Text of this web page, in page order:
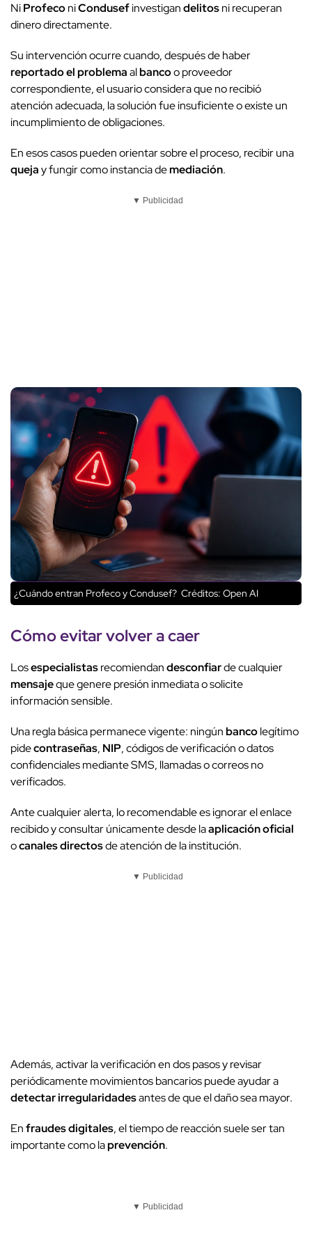
NiProfeconiCondusefinvestigandelitosni recuperan
dinero directamente.
Su intervención ocurre cuando, después de haber
reportado el problemaalbancoo proveedor
correspondiente, el usuario considera que no recibió
atención adecuada, la solución fue insuficiente o existe un
incumplimiento de obligaciones.
En esos casos pueden orientar sobre el proceso, recibir una
quejay fungir como instancia demediación.
▼ Publicidad
¿Cuándo entran Profeco y Condusef? Créditos: Open AI
Cómo evitar volver a caer
Losespecialistasrecomiendandesconfiarde cualquier
mensajeque genere presión inmediata o solicite
información sensible.
Una regla básica permanece vigente: ningúnbancolegítimo
pidecontraseñas, NIP, códigos de verificación o datos
confidenciales mediante SMS, llamadas o correos no
verificados.
Ante cualquier alerta, lo recomendable es ignorar el enlace
recibido y consultar únicamente desde laaplicación oficial
ocanales directosde atención de la institución.
▼ Publicidad
Además, activar la verificación en dos pasos y revisar
periódicamente movimientos bancarios puede ayudar a
detectar irregularidadesantes de que el daño sea mayor.
Enfraudes digitales, el tiempo de reacción suele ser tan
importante como laprevención.
▼ Publicidad